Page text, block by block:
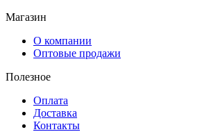
Магазин
О компании
Оптовые продажи
Полезное
Оплата
Доставка
Контакты